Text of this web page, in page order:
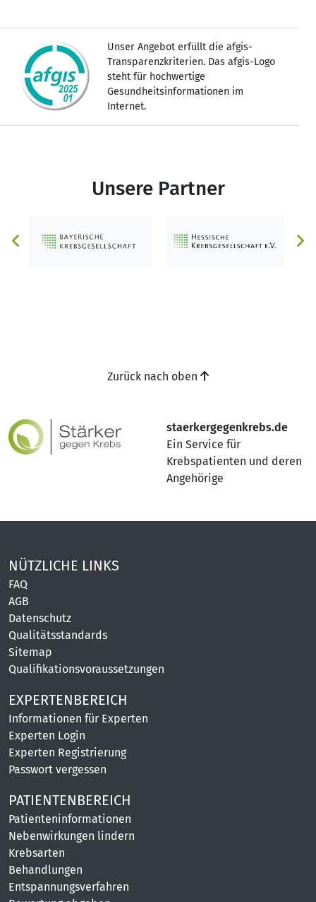
Unser Angebot erfüllt die afgis-
Transparenzkriterien. Das afgis-Logo
steht für hochwertige
Gesundheitsinformationen im
Internet.
Unsere Partner
staerkergegenkrebs.de
Ein Service für
Krebspatienten und deren
Angehörige
Zurück nach oben
NÜTZLICHE LINKS
FAQ
AGB
Datenschutz
Qualitätsstandards
Sitemap
Qualifikationsvoraussetzungen
EXPERTENBEREICH
Informationen für Experten
Experten Login
Experten Registrierung
Passwort vergessen
PATIENTENBEREICH
Patienteninformationen
Nebenwirkungen lindern
Krebsarten
Behandlungen
Entspannungsverfahren